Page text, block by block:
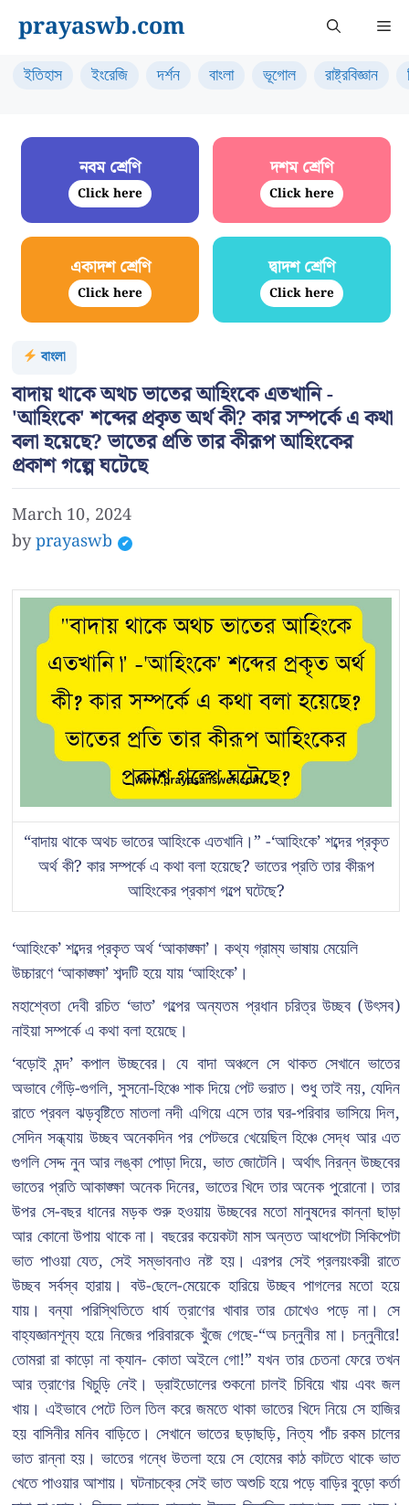
content
prayaswb.com
ইতিহাস ইংরেজি দর্শন বাংলা ভূগোল রাষ্ট্রবিজ্ঞান
নবম শ্রেণি
Click here
দশম শ্রেণি
Click here
একাদশ শ্রেণি
Click here
দ্বাদশ শ্রেণি
Click here
বাংলা
বাদায় থাকে অথচ ভাতের আহিংকে এতখানি -
'আহিংকে' শব্দের প্রকৃত অর্থ কী? কার সম্পর্কে এ কথা
বলা হয়েছে? ভাতের প্রতি তার কীরূপ আহিংকের
প্রকাশ গল্পে ঘটেছে
March 10, 2024
byprayaswb
“বাদায় থাকে অথচ ভাতের আহিংকে এতখানি।” -‘আহিংকে’ শব্দের প্রকৃত
অর্থ কী? কার সম্পর্কে এ কথা বলা হয়েছে? ভাতের প্রতি তার কীরূপ
আহিংকের প্রকাশ গল্পে ঘটেছে?
‘আহিংকে’ শব্দের প্রকৃত অর্থ ‘আকাঙ্ক্ষা’। কথ্য গ্রাম্য ভাষায় মেয়েলি
উচ্চারণে ‘আকাঙ্ক্ষা’ শব্দটি হয়ে যায় ‘আহিংকে’।
মহাশ্বেতা দেবী রচিত ‘ভাত’ গল্পের অন্যতম প্রধান চরিত্র উচ্ছব (উৎসব)
নাইয়া সম্পর্কে এ কথা বলা হয়েছে।
‘বড়োই মন্দ’ কপাল উচ্ছবের। যে বাদা অঞ্চলে সে থাকত সেখানে ভাতের
অভাবে গেঁড়ি-গুগলি, সুসনো-হিঞ্চে শাক দিয়ে পেট ভরাত। শুধু তাই নয়, যেদিন
রাতে প্রবল ঝড়বৃষ্টিতে মাতলা নদী এগিয়ে এসে তার ঘর-পরিবার ভাসিয়ে দিল,
সেদিন সন্ধ্যায় উচ্ছব অনেকদিন পর পেটভরে খেয়েছিল হিঞ্চে সেদ্ধ আর এত
গুগলি সেদ্দ নুন আর লঙ্কা পোড়া দিয়ে, ভাত জোটেনি। অর্থাৎ নিরন্ন উচ্ছবের
ভাতের প্রতি আকাঙ্ক্ষা অনেক দিনের, ভাতের খিদে তার অনেক পুরোনো। তার
উপর সে-বছর ধানের মড়ক শুরু হওয়ায় উচ্ছবের মতো মানুষদের কান্না ছাড়া
আর কোনো উপায় থাকে না। বছরের কয়েকটা মাস অন্তত আধপেটা সিকিপেটা
ভাত পাওয়া যেত, সেই সম্ভাবনাও নষ্ট হয়। এরপর সেই প্রলয়ংকরী রাতে
উচ্ছব সর্বস্ব হারায়। বউ-ছেলে-মেয়েকে হারিয়ে উচ্ছব পাগলের মতো হয়ে
যায়। বন্যা পরিস্থিতিতে ধার্য ত্রাণের খাবার তার চোখেও পড়ে না। সে
বাহ্যজ্ঞানশূন্য হয়ে নিজের পরিবারকে খুঁজে গেছে-“অ চন্নুনীর মা। চন্নুনীরে!
তোমরা রা কাড়ো না ক্যান- কোতা অইলে গো!” যখন তার চেতনা ফেরে তখন
আর ত্রাণের খিচুড়ি নেই। ড্রাইডোলের শুকনো চালই চিবিয়ে খায় এবং জল
খায়। এইভাবে পেটে তিল তিল করে জমতে থাকা ভাতের খিদে নিয়ে সে হাজির
হয় বাসিনীর মনিব বাড়িতে। সেখানে ভাতের ছড়াছড়ি, নিত্য পাঁচ রকম চালের
ভাত রান্না হয়। ভাতের গন্ধে উতলা হয়ে সে হোমের কাঠ কাটতে থাকে ভাত
খেতে পাওয়ার আশায়। ঘটনাচক্রে সেই ভাত অশুচি হয়ে পড়ে বাড়ির বুড়ো কর্তা